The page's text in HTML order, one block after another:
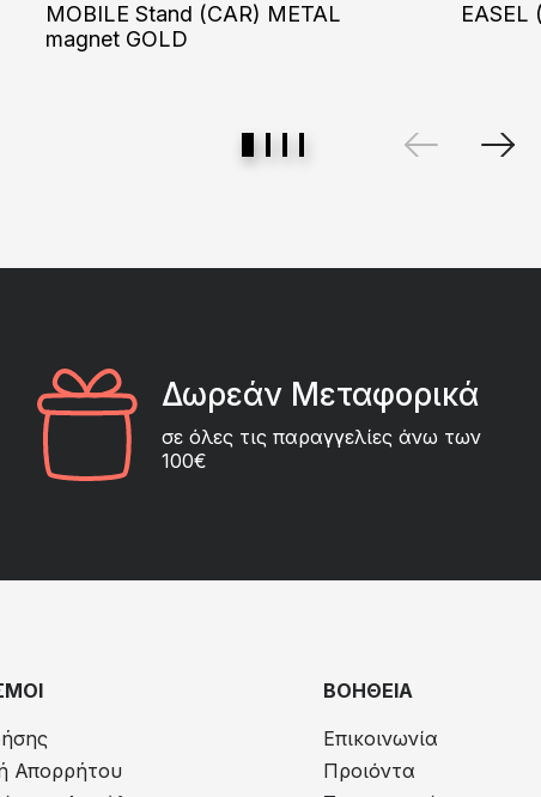
MOBILE Stand (CAR) METAL
magnet GOLD
EASEL
Δωρεάν Μεταφορικά
σε όλες τις παραγγελίες άνω των
100€
Απορρήτου
ΒΟΗΘΕΙΑ
Επικοινωνία
Προιόντα